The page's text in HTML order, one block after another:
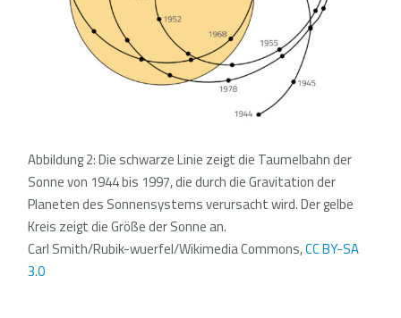
Abbildung 2: Die schwarze Linie zeigt die Taumelbahn der
Sonne von 1944 bis 1997, die durch die Gravitation der
Planeten des Sonnensystems verursacht wird. Der gelbe
Kreis zeigt die Größe der Sonne an.
Carl Smith/Rubik-wuerfel/Wikimedia Commons,CC BY-SA
3.0